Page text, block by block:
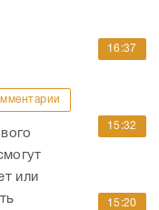
или
16:37
15:32
15:20